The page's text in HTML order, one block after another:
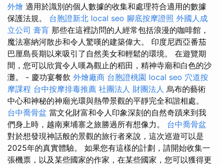
外燴 適用於識別的個人數據的收集和處理符合適用的數據
保護法規。 台胞證新北 local seo 腳底按摩證照 外國人成
立公司 膏肓 那些在這裡訪問的人經常包括浪漫的咖啡館，
魔法塞納河散步和令人驚嘆的建築偉大。 印度尼西亞番茄
巴厘島長期以來吸引了自然美女和輕鬆的環境。 在遊覽期
間，您可以欣賞令人嘆為觀止的稻田，精神寺廟和白色的沙
灘。 - 慶功宴餐飲 外燴廠商 台胞證桃園 local seo 穴道按
摩課程 台中按摩排毒推薦 社團法人 財團法人 烏布的藝術
中心和神秘的神廟光環與熱帶景觀的平靜完全和諧相處。
台中喬骨盆 當文化財富和令人印象深刻的自然奇蹟來到我
們身上時，越南柬埔寨之旅勝過所有想像力。 台中喬骨盆
對於想發現神話般的景觀的旅行者來說，這次巡遊可以是
2025年的真實體驗。 如果您有這樣的計劃，請開始收集一
張機票，以及某些國家的作家，在某些國家，您可以獲得更